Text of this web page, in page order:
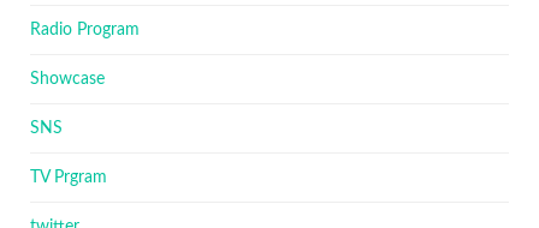
Radio Program
Showcase
SNS
TV Prgram